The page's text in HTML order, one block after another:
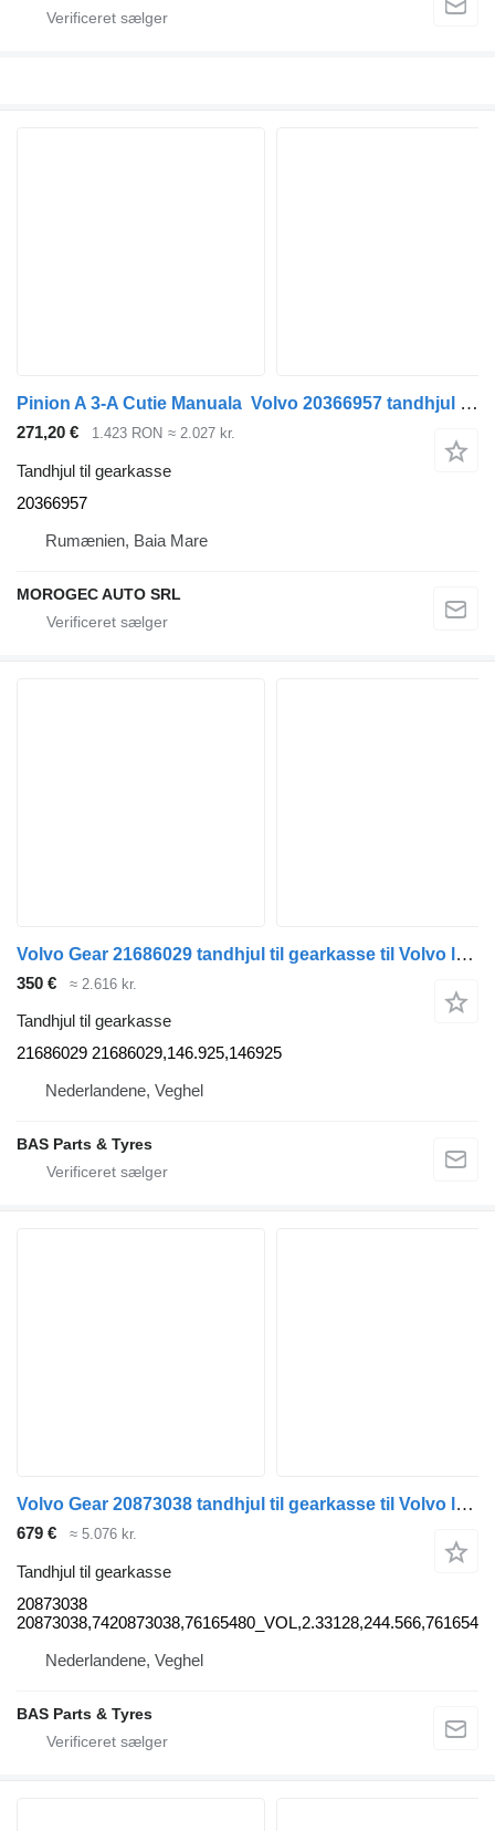
Pinion A 3-A Cutie Manuala Volvo 20366957 tandhjul til gearkasse til Volvo lastbil
271,20 € 1.423 RON ≈ 2.027 kr.
Tandhjul til gearkasse
20366957
Rumænien, Baia Mare
MOROGEC AUTO SRL
Volvo Gear 21686029 tandhjul til gearkasse til Volvo lastbil
350 € ≈ 2.616 kr.
Tandhjul til gearkasse
21686029 21686029,146.925,146925
Nederlandene, Veghel
BAS Parts & Tyres
Volvo Gear 20873038 tandhjul til gearkasse til Volvo lastbil
679 € ≈ 5.076 kr.
Tandhjul til gearkasse
20873038
Nederlandene, Veghel
BAS Parts & Tyres